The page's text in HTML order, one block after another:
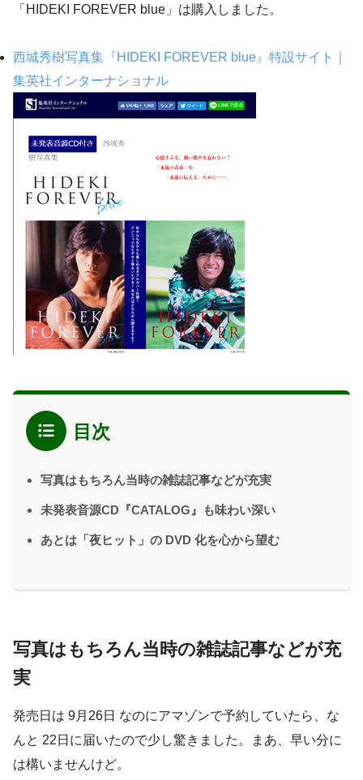
「HIDEKI FOREVER blue」は購入しました。
西城秀樹写真集『HIDEKI FOREVER blue』特設サイト｜
集英社インターナショナル
目次
写真はもちろん当時の雑誌記事などが充実
未発表音源CD『CATALOG』も味わい深い
あとは「夜ヒット」の DVD 化を心から望む
写真はもちろん当時の雑誌記事などが充
実
発売日は 9月26日 なのにアマゾンで予約していたら、な
んと 22日に届いたので少し驚きました。まあ、早い分に
は構いませんけど。